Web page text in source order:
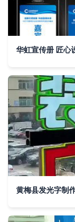
华虹宣传册 匠心